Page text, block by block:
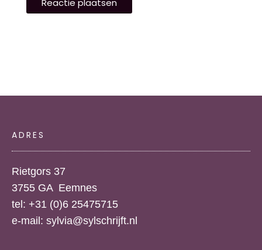
ADRES
Rietgors 37
3755 GA Eemnes
tel: +31 (0)6 25475715
e-mail: sylvia@sylschrijft.nl